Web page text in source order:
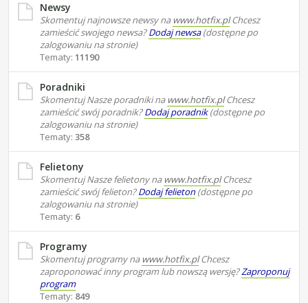
Newsy
Skomentuj najnowsze newsy na www.hotfix.plChcesz
zamieścić swojego newsa?Dodaj newsa(dostępne po
zalogowaniu na stronie)
Tematy: 11190
Poradniki
Skomentuj Nasze poradniki na www.hotfix.plChcesz
zamieścić swój poradnik?Dodaj poradnik(dostępne po
zalogowaniu na stronie)
Tematy: 358
Felietony
Skomentuj Nasze felietony na www.hotfix.plChcesz
zamieścić swój felieton?Dodaj felieton(dostępne po
zalogowaniu na stronie)
Tematy: 6
Programy
Skomentuj programy na www.hotfix.plChcesz
zaproponować inny program lub nowszą wersję?Zaproponuj
program
Tematy: 849